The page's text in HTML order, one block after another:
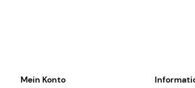
Mein Konto